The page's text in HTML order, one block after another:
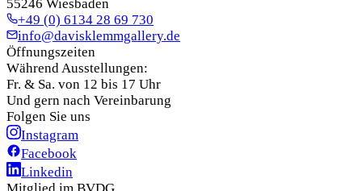
55246 Wiesbaden
+49 (0) 6134 28 69 730
info@davisklemmgallery.de
Öffnungszeiten
Während Ausstellungen:
Fr. & Sa. von 12 bis 17 Uhr
Und gern nach Vereinbarung
Folgen Sie uns
Instagram
Facebook
Linkedin